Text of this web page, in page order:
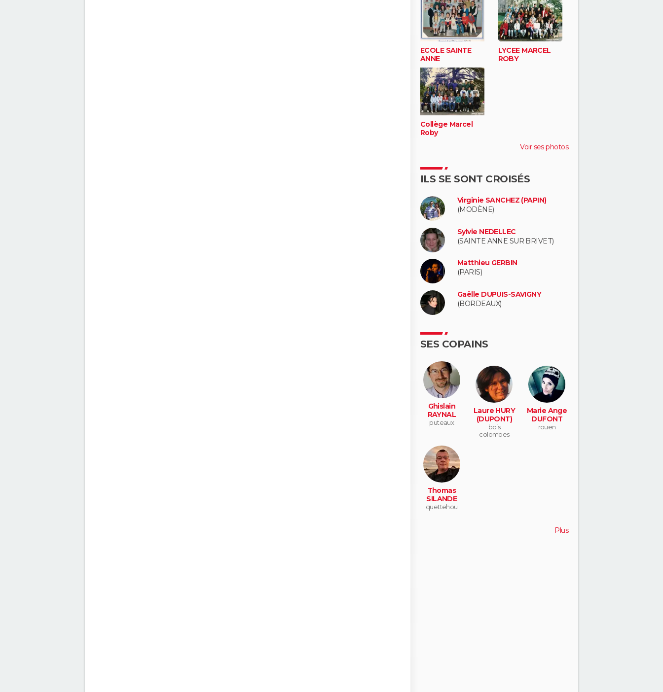
ECOLE SAINTE
ANNE
LYCEE MARCEL
ROBY
Collège Marcel
Roby
Voir ses photos
ILS SE SONT CROISÉS
Virginie SANCHEZ (PAPIN)
(MODÈNE)
Sylvie NEDELLEC
(SAINTE ANNE SUR BRIVET)
Matthieu GERBIN
(PARIS)
Gaëlle DUPUIS-SAVIGNY
(BORDEAUX)
SES COPAINS
Ghislain
RAYNAL
puteaux
Laure HURY
(DUPONT)
bois
colombes
Marie Ange
DUFONT
rouen
Thomas
SILANDE
quettehou
Plus